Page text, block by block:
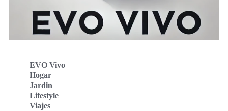
EVO Vivo
Hogar
Jardin
Lifestyle
Viajes